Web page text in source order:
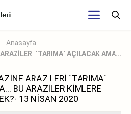
Anasayfa
`TARIMA` AÇILACAK AMA...
ARAZİLERİ `TARIMA`
BU ARAZİLER KİMLERE
13 NİSAN 2020